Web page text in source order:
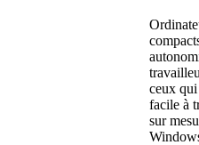
ceux qui
facile à
sur